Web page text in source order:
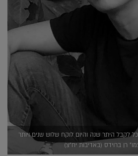
לקבל היתר שנה והיום לוקח שלוש שנים ויותר
רן ברוידס (באדיבות יח"צ)